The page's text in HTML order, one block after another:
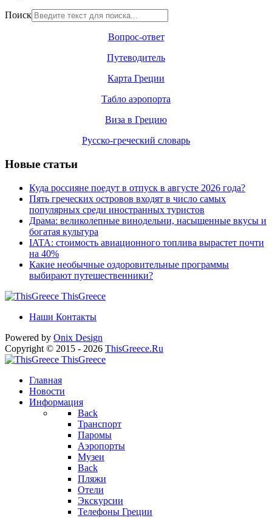
Поиск
Вопрос-ответ
Путеводитель
Карта Греции
Табло аэропорта
Виза в Грецию
Русско-греческий словарь
Новые статьи
Куда россияне поедут в отпуск в августе 2026 года?
Пять греческих островов входят в число самых
популярных среди иностранных туристов
Драма: великолепные винодельни, насыщенные вкусы и
богатая культура
IATA: стоимость авиационного топлива вырастет почти
на 40%
Какие необычные оздоровительные программы
выбирают путешественники?
ThisGreece
Наши Контакты
Powered by Onix Design
Copyright © 2015 - 2026 ThisGreece.Ru
ThisGreece
Главная
Новости
Информация
Back
Транспорт
Паромы
Аэропорты
Музеи
Back
Пляжи
Отели
Экскурсии
Телефоны Греции